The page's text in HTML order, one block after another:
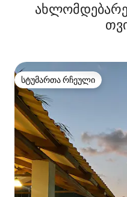
სტუმართა რჩეული
სტუმართა რჩეული